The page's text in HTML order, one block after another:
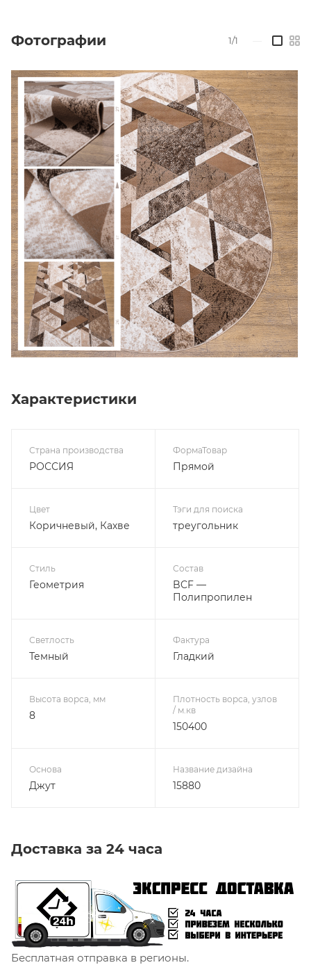
Фотографии 1/1
Характеристики
Страна производства
РОССИЯ
ФормаТовар
Прямой
Цвет
Коричневый, Кахве
Тэги для поиска
треугольник
Стиль
Геометрия
Состав
BCF —
Полипропилен
Светлость
Темный
Фактура
Гладкий
Высота ворса, мм
8
Плотность ворса, узлов
/ м.кв
150400
Основа
Джут
Название дизайна
15880
Доставка за 24 часа
Бесплатная отправка в регионы.